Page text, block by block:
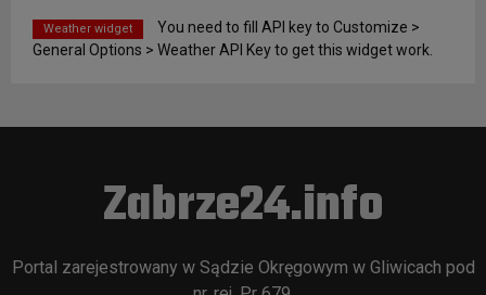
Weather widget
You need to fill API key to Customize >
General Options > Weather API Key to get this widget work.
Zabrze24.info
Portal zarejestrowany w Sądzie Okręgowym w Gliwicach pod